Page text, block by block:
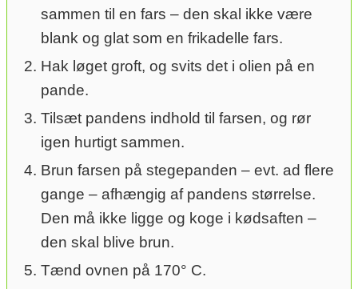
sammen til en fars – den skal ikke være
blank og glat som en frikadelle fars.
Hak løget groft, og svits det i olien på en
pande.
Tilsæt pandens indhold til farsen, og rør
igen hurtigt sammen.
Brun farsen på stegepanden – evt. ad flere
gange – afhængig af pandens størrelse.
Den må ikke ligge og koge i kødsaften –
den skal blive brun.
Tænd ovnen på 170° C.